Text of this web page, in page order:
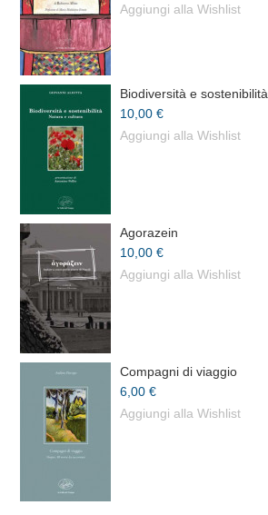
Aggiungi alla Wishlist
Biodiversità e sostenibilità
10,00 €
Aggiungi alla Wishlist
Agorazein
10,00 €
Aggiungi alla Wishlist
Compagni di viaggio
6,00 €
Aggiungi alla Wishlist